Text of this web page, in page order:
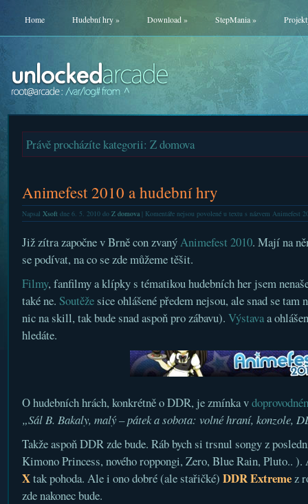
Home Hudební hry» Download» StepMania»
Právě procházíte kategorii: Z domova
Animefest 2010 a hudební hry
Napsal Xsoftdne 6. 5. 2010 do Z domova| Komentáře nejsou povolenéu textu s názvem Animefest
Již zítra započne v Brně con zvanýAnimefest 2010. Mají na
se podívat, na co se zde můžeme těšit.
Filmy, fanfilmy a klípky s tématikou hudebních her jsem
také ne. Soutěžesice ohlášené předem nejsou, ale snad se tam
nic na skill, tak bude snad aspoň pro zábavu). Výstavaa
hledáte.
O hudebních hrách, konkrétně o DDR, je zmínka v
„Sál B. Bakaly, malý – pátek a sobota: volné hraní, konzole,
Takže aspoň DDR zde bude. Ráb bych si trsnul songy z
Kimono Princess, nového roppongi, Zero, Blue Rain, Pluto..
Xtak pohoda. Ale i ono dobré (ale stařičké) DDR Extremez
zde nakonec bude.